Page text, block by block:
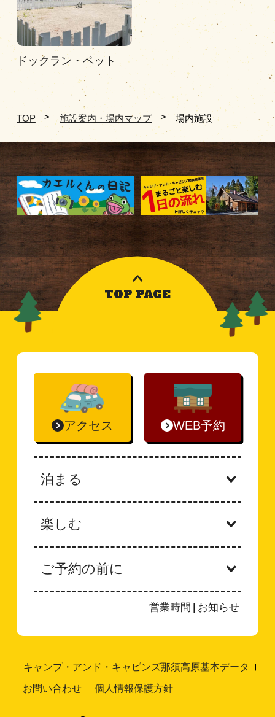
ドックラン・ペット
TOP 施設案内・場内マップ 場内施設
TOP PAGE
泊まる
楽しむ
ご予約の前に
アクセス WEB予約
営業時間 | お知らせ
キャンプ・アンド・キャビンズ那須高原基本データ
お問い合わせ 個人情報保護方針